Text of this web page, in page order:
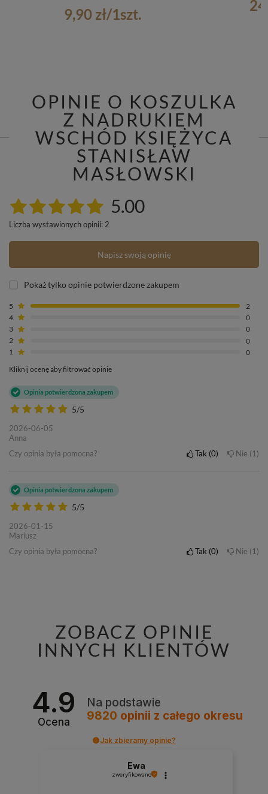
9,90 zł/1szt.
OPINIE O KOSZULKA
Z NADRUKIEM
WSCHÓD KSIĘŻYCA
STANISŁAW
MASŁOWSKI
5.00
Liczba wystawionych opinii: 2
Napisz swoją opinię
Pokaż tylko opinie potwierdzone zakupem
5
2
4
0
3
0
2
0
1
0
Kliknij ocenę aby filtrować opinie
5/5
Opinia potwierdzona zakupem
2026-06-05
Anna
Czy opinia była pomocna?
Tak 0 Nie 1
5/5
Opinia potwierdzona zakupem
2026-01-15
Mariusz
Czy opinia była pomocna?
Tak 0 Nie 1
ZOBACZ OPINIE
INNYCH KLIENTÓW
4.9
Ocena
Na podstawie
9820 opinii z całego okresu
Jak zbieramy opinie?
Ewa
zweryfikowano